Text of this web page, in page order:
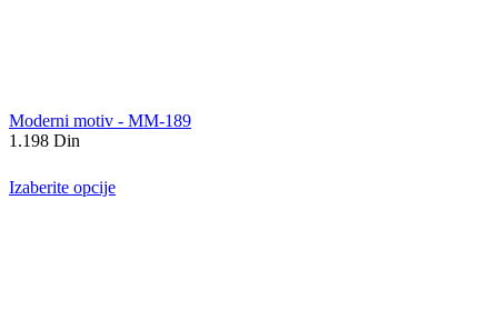
Moderni motiv - MM-189
1.198 Din
Izaberite opcije